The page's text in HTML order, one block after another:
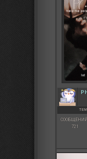
СООБЩЕНИЙ:
721